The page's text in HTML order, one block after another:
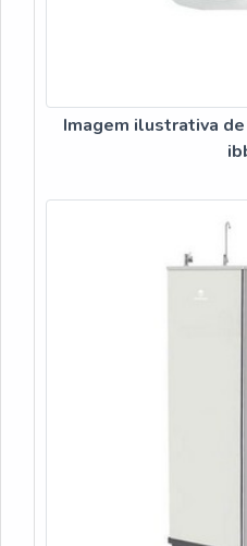
Imagem ilustrativa